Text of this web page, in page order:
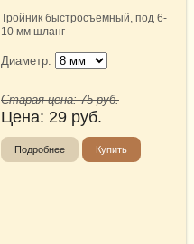
Тройник быстросъемный, под 6-
10 мм шланг
Диаметр:
Старая цена:75руб.
Цена: 29 руб.
Подробнее Купить